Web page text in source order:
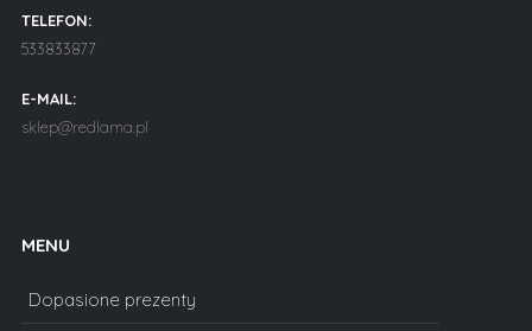
TELEFON:
533833877
E-MAIL:
sklep@redlama.pl
MENU
Dopasione prezenty